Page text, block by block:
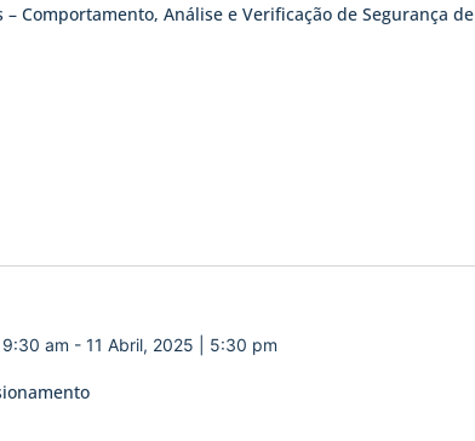
– Comportamento, Análise e Verificação de Segurança de
am - 11 Abril, 2025 | 5:30 pm